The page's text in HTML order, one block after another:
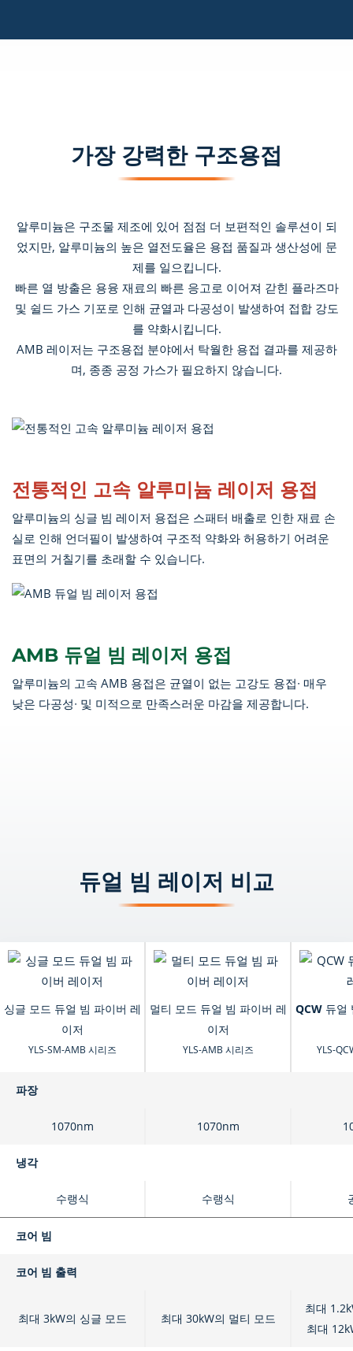
가장 강력한 구조용접
알루미늄은 구조물 제조에 있어 점점 더 보편적인 솔루션이 되
었지만, 알루미늄의 높은 열전도율은 용접 품질과 생산성에 문
제를 일으킵니다.
빠른 열 방출은 용융 재료의 빠른 응고로 이어져 갇힌 플라즈마
및 쉴드 가스 기포로 인해 균열과 다공성이 발생하여 접합 강도
를 약화시킵니다.
AMB 레이저는 구조용접 분야에서 탁월한 용접 결과를 제공하
며, 종종 공정 가스가 필요하지 않습니다.
전통적인 고속 알루미늄 레이저 용접
알루미늄의 싱글 빔 레이저 용접은 스패터 배출로 인한 재료 손
실로 인해 언더필이 발생하여 구조적 약화와 허용하기 어려운
표면의 거칠기를 초래할 수 있습니다.
AMB 듀얼 빔 레이저 용접
알루미늄의 고속 AMB 용접은 균열이 없는 고강도 용접∙ 매우
낮은 다공성∙ 및 미적으로 만족스러운 마감을 제공합니다.
듀얼 빔 레이저 비교
싱글 모드 듀얼 빔 파이버 레
이저
멀티 모드 듀얼 빔 파이버 레
이저
QCW 듀얼
YLS-SM-AMB 시리즈 YLS-AMB 시리즈 YLS-
파장
1070nm 1070nm
냉각
수랭식 수랭식
코어 빔
코어 빔 출력
최대 3kW의 싱글 모드 최대 30kW의 멀티 모드
최대
최대